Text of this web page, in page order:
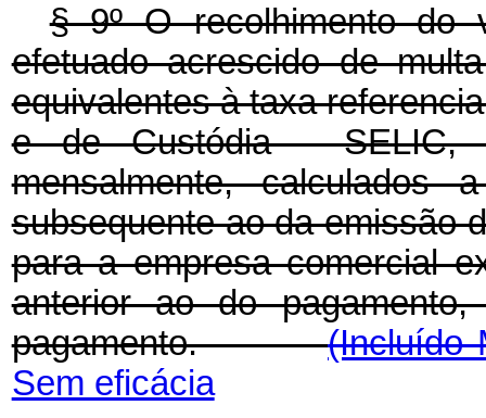
§ 9º O recolhimento do
efetuado acrescido de
equivalentes à taxa
e de Custódia - SELIC,
mensalmente,
subsequente ao da emissão
para a empresa comercial
anterior ao do
pagamento.(Incluído
Sem eficácia